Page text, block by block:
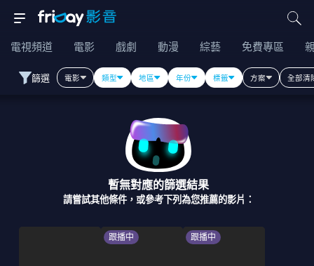
電視頻道 電影 戲劇 動漫 綜藝 免費專區
篩選 電影 類型 地區 年份 標籤 方案 全部清
暫無對應的篩選結果
請嘗試其他條件，或參考下列為您推薦的影片：
跟播中 跟播中